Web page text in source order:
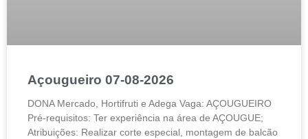
Açougueiro 07-08-2026
DONA Mercado, Hortifruti e Adega Vaga: AÇOUGUEIRO
Pré-requisitos: Ter experiência na área de AÇOUGUE;
Atribuições: Realizar corte especial, montagem de balcão